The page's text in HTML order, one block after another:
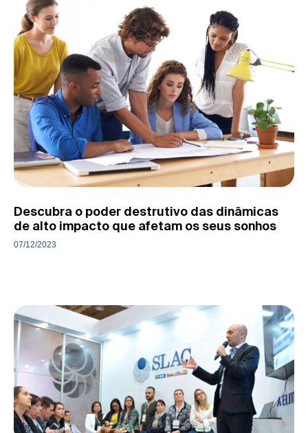
Descubra o poder destrutivo das dinâmicas
de alto impacto que afetam os seus sonhos
07/12/2023